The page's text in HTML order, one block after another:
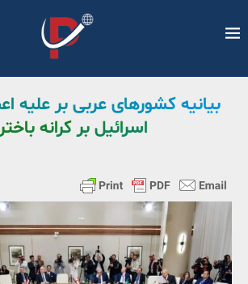
بیانیه کشورهای عربی بر علیه
اسرائیل بر کرانه